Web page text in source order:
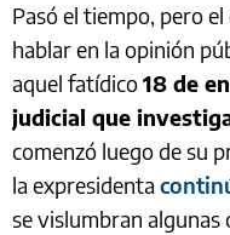
Pasó el tiempo, pero
hablar en la opinión
aquel fatídico18 de
judicial que
comenzó luego de su
la expresidenta
se vislumbran algunas